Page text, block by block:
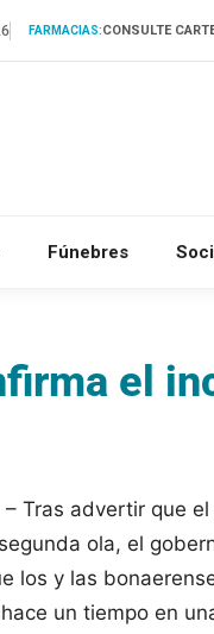
FARMACIAS:CONSULTE
Fúnebres
el
Tras advertir que
ola, el
los y las
un tiempo en